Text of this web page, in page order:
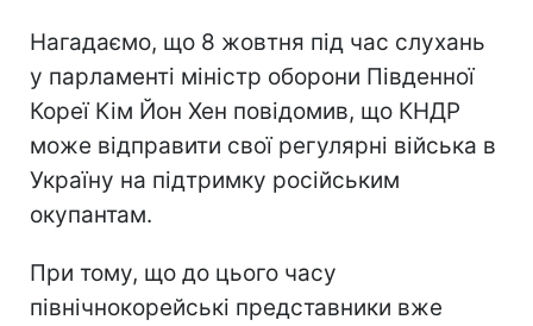
Нагадаємо, що 8 жовтня під час слухань
у парламенті міністр оборони Південної
Кореї Кім Йон Хен повідомив, що КНДР
може відправити свої регулярні війська в
Україну на підтримку російським
окупантам.
При тому, що до цього часу
північнокорейські представники вже